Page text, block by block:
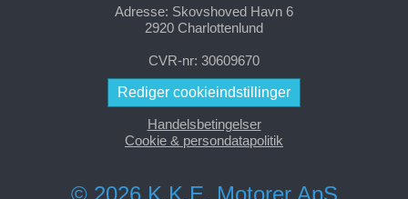
Adresse: Skovshoved Havn 6
2920 Charlottenlund
CVR-nr: 30609670
Rediger cookieindstillinger
Handelsbetingelser
Cookie & persondatapolitik
© 2026 K.K.E. Motorer ApS